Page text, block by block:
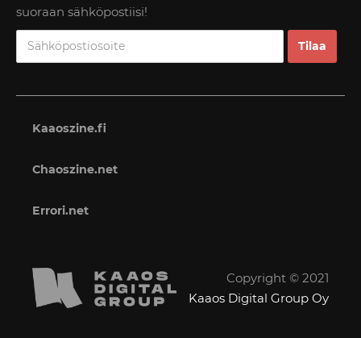
suoraan sähköpostiisi!
Kaaoszine.fi
Chaoszine.net
Errori.net
Copyright © 2021
Kaaos Digital Group Oy